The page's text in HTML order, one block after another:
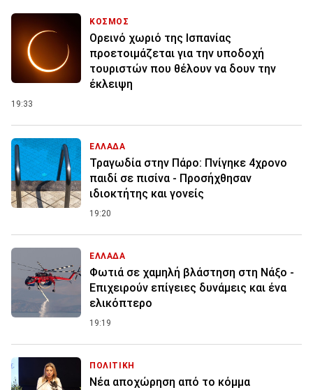
ΚΟΣΜΟΣ
Ορεινό χωριό της Ισπανίας
προετοιμάζεται για την υποδοχή
τουριστών που θέλουν να δουν την
έκλειψη
19:33
ΕΛΛΑΔΑ
Τραγωδία στην Πάρο: Πνίγηκε 4χρονο
παιδί σε πισίνα - Προσήχθησαν
ιδιοκτήτης και γονείς
19:20
ΕΛΛΑΔΑ
Φωτιά σε χαμηλή βλάστηση στη Νάξο -
Επιχειρούν επίγειες δυνάμεις και ένα
ελικόπτερο
19:19
ΠΟΛΙΤΙΚΗ
Νέα αποχώρηση από το κόμμα